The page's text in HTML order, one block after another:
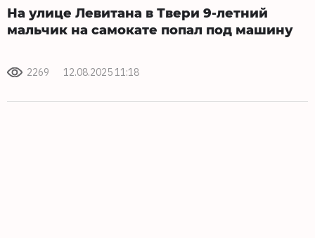
На улице Левитана в Твери 9-летний
мальчик на самокате попал под машину
2269 12.08.2025 11:18